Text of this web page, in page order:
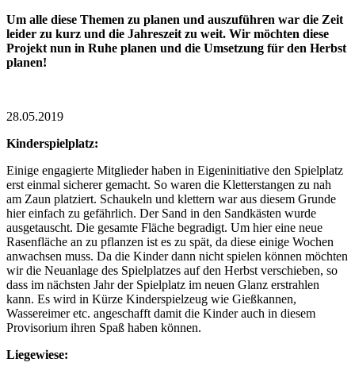
Um alle diese Themen zu planen und auszuführen war die Zeit
leider zu kurz und die Jahreszeit zu weit. Wir möchten diese
Projekt nun in Ruhe planen und die Umsetzung für den Herbst
planen!
28.05.2019
Kinderspielplatz:
Einige engagierte Mitglieder haben in Eigeninitiative den Spielplatz
erst einmal sicherer gemacht. So waren die Kletterstangen zu nah
am Zaun platziert. Schaukeln und klettern war aus diesem Grunde
hier einfach zu gefährlich. Der Sand in den Sandkästen wurde
ausgetauscht. Die gesamte Fläche begradigt. Um hier eine neue
Rasenfläche an zu pflanzen ist es zu spät, da diese einige Wochen
anwachsen muss. Da die Kinder dann nicht spielen können möchten
wir die Neuanlage des Spielplatzes auf den Herbst verschieben, so
dass im nächsten Jahr der Spielplatz im neuen Glanz erstrahlen
kann. Es wird in Kürze Kinderspielzeug wie Gießkannen,
Wassereimer etc. angeschafft damit die Kinder auch in diesem
Provisorium ihren Spaß haben können.
Liegewiese: